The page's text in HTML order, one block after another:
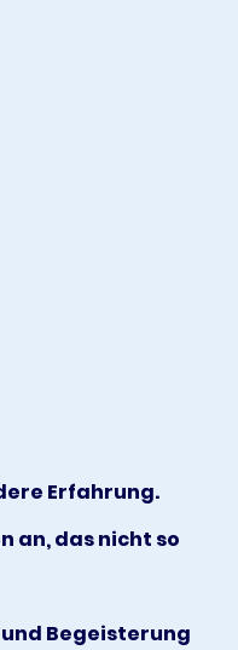
Erfahrung.
an, das nicht so
Begeisterung